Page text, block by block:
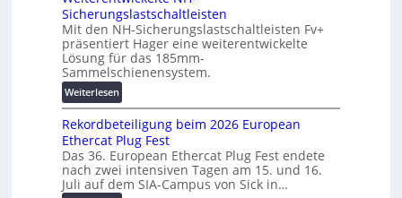
l
e
T
r
a
n
s
p
a
r
e
u
:
F
o
r
s
h
u
n
g
l
t
a
-
X
2
0
2
7
w
i
r
Sicherungslastschaltleisten
Mit den NH-Sicherungslastschaltleisten Fv+
präsentiert Hager eine weiterentwickelte
Lösung für das 185mm-
Sammelschienensystem.
Weiterlesen:
W
e
i
t
e
r
Rekordbeteiligung beim 2026 European
Ethercat Plug Fest
Das 36. European Ethercat Plug Fest endete
nach zwei intensiven Tagen am 15. und 16.
Juli auf dem SIA-Campus von Sick in…